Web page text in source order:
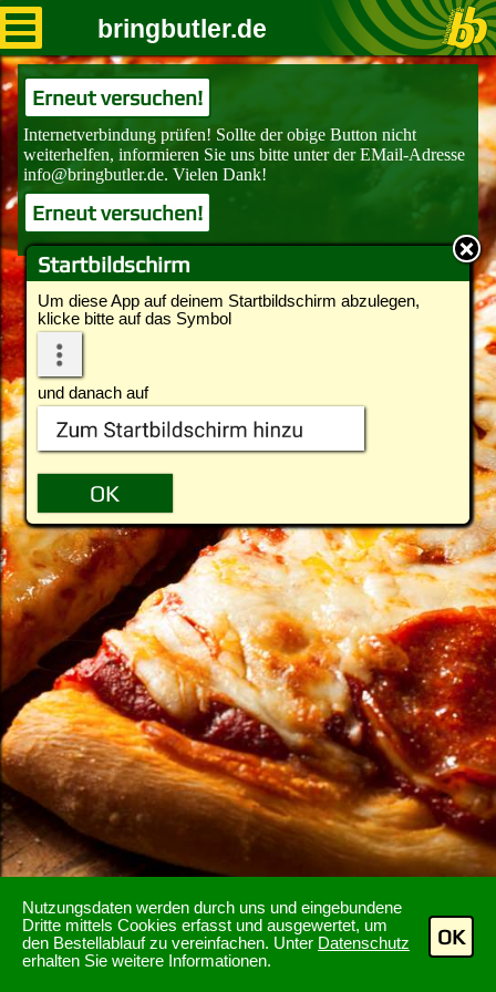
Nutzungsdaten werden durch uns und eingebundene
Dritte mittels Cookies erfasst und ausgewertet, um
den Bestellablauf zu vereinfachen. Unter Datenschutz
erhalten Sie weitere Informationen.
OK
Startbildschirm
Um diese App auf deinem Startbildschirm abzulegen,
klicke bitte auf das Symbol
und danach auf
bringbutler.de
Erneut versuchen!
Erneut versuchen!